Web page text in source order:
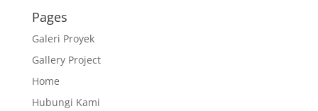
Pages
Galeri Proyek
Gallery Project
Home
Hubungi Kami